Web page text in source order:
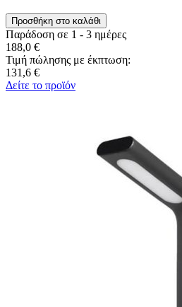
Παράδοση σε 1 - 3 ημέρες
188,0 €
Τιμή πώλησης με έκπτωση:
131,6 €
Δείτε το προϊόν